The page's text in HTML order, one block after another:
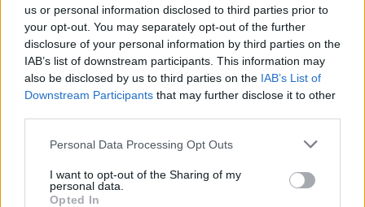
us or personal information disclosed to third parties prior to
your opt-out. You may separately opt-out of the further
disclosure of your personal information by third parties on the
IAB’s list of downstream participants. This information may
also be disclosed by us to third parties on the IAB’s List of
Downstream Participants that may further disclose it to other
Personal Data Processing Opt Outs
I want to opt-out of the Sharing of my
personal data.
Opted In
„Linkiu neįsivelti į teisinius procesus, o tiek
kultūros paveldo departamentą, tiek
vystytojus, tiek savivaldybę vėl sėsti prie
bendro stalo, ir visos institucijos dar kartą
padiskutuotų apie galimus sprendinius.